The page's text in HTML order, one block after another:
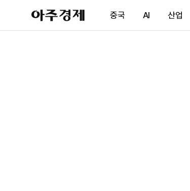
아
주
제
중국 AI 산업